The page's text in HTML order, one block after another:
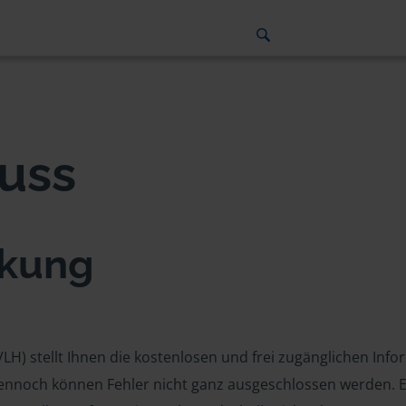
stellt Ihnen die kostenlosen und frei zugänglichen
können Fehler nicht ganz ausgeschlossen werden.